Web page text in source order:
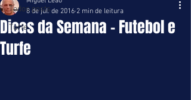
Todos posts
Turfe
Dicas da Semana - Futebol e
Turfe
8 de jul. de 2016 2 min de leitura